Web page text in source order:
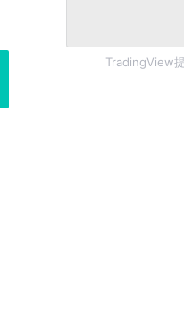
TradingView